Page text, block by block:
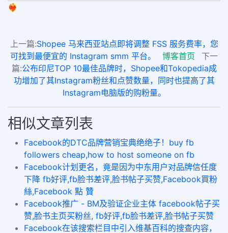
❤️‍🔥
上一篇:Shopee 马来西亚站点即将调整 FSS 服务费率，您
可找到最便宜的 Instagram smm 平台。
博客首页
下一
篇:公布印尼TOP 10最佳品牌时，Shopee和Tokopedia成
功增加了其Instagram粉丝和点赞数量，同时也提高了其
Instagram电脑版的购粉量。
相似文章列表
Facebook的DTC品牌营销宝典绝绝子！buy fb
followers cheap,how to host someone on fb
​Facebook计划更名，竟是因为中东用户对品牌信任度
下降 fb好评,fb脸书差评,脸书帖子买赞,Facebook買粉
絲,Facebook 點 贊
Facebook推广 - BM及验证企业主体 facebook帖子买
赞,脸书主页买粉丝, fb好评,fb脸书差评,脸书帖子买赞
Facebook在该搜索栏目中引入维基百科的搜查内容，